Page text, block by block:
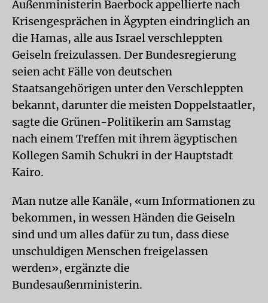
Außenministerin Baerbock appellierte nach
Krisengesprächen in Ägypten eindringlich an
die Hamas, alle aus Israel verschleppten
Geiseln freizulassen. Der Bundesregierung
seien acht Fälle von deutschen
Staatsangehörigen unter den Verschleppten
bekannt, darunter die meisten Doppelstaatler,
sagte die Grünen-Politikerin am Samstag
nach einem Treffen mit ihrem ägyptischen
Kollegen Samih Schukri in der Hauptstadt
Kairo.
Man nutze alle Kanäle, «um Informationen zu
bekommen, in wessen Händen die Geiseln
sind und um alles dafür zu tun, dass diese
unschuldigen Menschen freigelassen
werden», ergänzte die
Bundesaußenministerin.